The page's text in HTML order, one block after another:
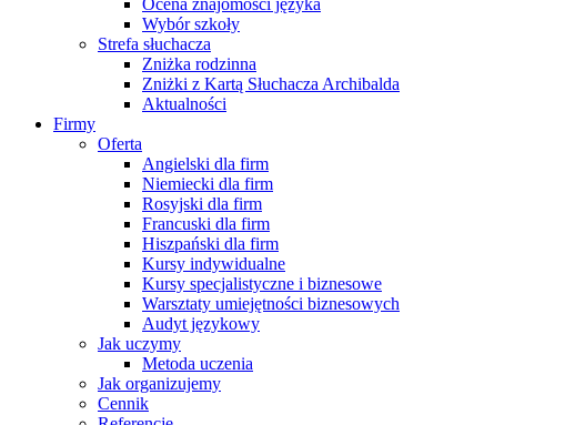
Ocena znajomości języka
Wybór szkoły
Strefa słuchacza
Zniżka rodzinna
Zniżki z Kartą Słuchacza Archibalda
Aktualności
Firmy
Oferta
Angielski dla firm
Niemiecki dla firm
Rosyjski dla firm
Francuski dla firm
Hiszpański dla firm
Kursy indywidualne
Kursy specjalistyczne i biznesowe
Warsztaty umiejętności biznesowych
Audyt językowy
Jak uczymy
Metoda uczenia
Jak organizujemy
Cennik